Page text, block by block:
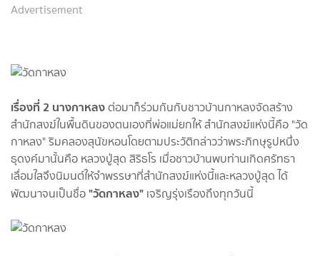
Advertisement
เรื่องที่ 2 นางกาหลงต่อมาก็ร่วมกันกับชาวบ้านกาหลงจัดสร้าง
สำนักสงฆ์ในพื้นดินของตนเองที่พ่อแม่ยกให้ สำนักสงฆ์แห่งนี้คือ "วัด
กาหลง" ริมคลองสุนัขหอนโดยตามประวัติกล่าวว่าพระภิกษุรูปหนึ่ง
ธุดงค์มานั้นคือ หลวงปู่สุด สิริธโร เมื่อชาวบ้านพบท่านเกิดศรัทธา
เลื่อมใสจึงนิมนต์ให้จำพรรษาที่สำนักสงฆ์แห่งนี้และหลวงปู่สุด ได้
พัฒนาจนเป็นชื่อ"วัดกาหลง" เจริญรุ่งเรืองถึงทุกวันนี้